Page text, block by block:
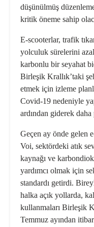
düşünülmüş
kritik öneme sahip
E-scooterlar, trafik
yolculuk sürelerini
karbonlu bir seyahat
Birleşik Krallık’taki
etmek için izleme
Covid-19 nedeniyle
ardından giderek
Geçen ay önde gelen
Voi, sektördeki atık
kaynağı ve
yardımcı olmak için
standardı getirdi.
halka açık yollarda,
kullanmaları Birleşik
Temmuz ayından